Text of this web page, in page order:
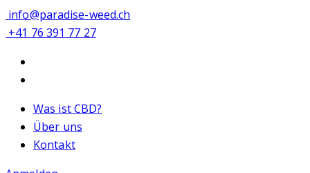
info@paradise-weed.ch
+41 76 391 77 27
Was ist CBD?
Über uns
Kontakt